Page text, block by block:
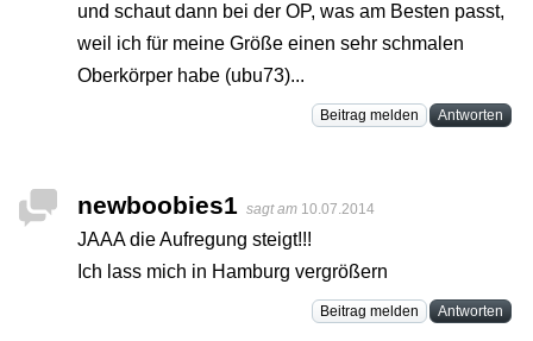
und schaut dann bei der OP, was am Besten passt,
weil ich für meine Größe einen sehr schmalen
Oberkörper habe (ubu73)...
Beitrag melden Antworten
newboobies1 sagt am 10.07.2014
JAAA die Aufregung steigt!!!
Ich lass mich in Hamburg vergrößern
Beitrag melden Antworten